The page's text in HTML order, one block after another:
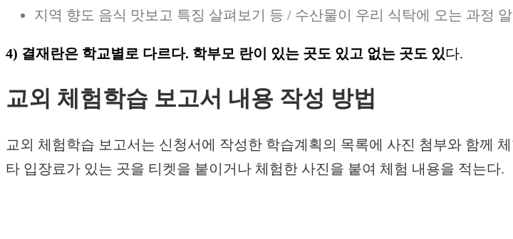
지역 향도 음식 맛보고 특징 살펴보기 등 / 수산물이 우리 식탁에 오는 과정
4) 결재란은 학교별로 다르다. 학부모 란이 있는 곳도 있고 없는 곳도 있다.
교외 체험학습 보고서 내용 작성 방법
교외 체험학습 보고서는 신청서에 작성한 학습계획의 목록에 사진 첨부와 함께
타 입장료가 있는 곳을 티켓을 붙이거나 체험한 사진을 붙여 체험 내용을 적는다.